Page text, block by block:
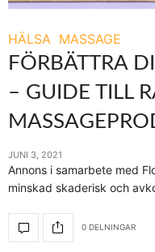
HÄLSA MASSAGE
FÖRBÄTTRA
– GUIDE TILL
JUNI 3, 2021
Annons i samarbete med
minskad skaderisk och
0 DELNINGAR